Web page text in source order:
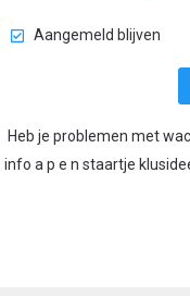
Aangemeld blijven
Heb je problemen met
info a p e n staartje